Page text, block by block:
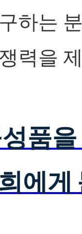
하는
력을
품
에게